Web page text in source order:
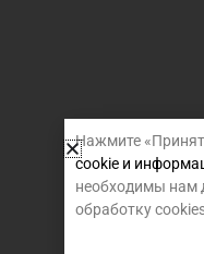
Нажмите
cookie и
необходимы нам
обработку